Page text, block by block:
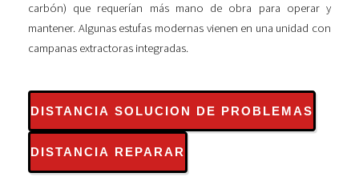
carbón) que requerían más mano de obra para operar y
mantener. Algunas estufas modernas vienen en una unidad con
campanas extractoras integradas.
DISTANCIA SOLUCION DE PROBLEMAS
DISTANCIA REPARAR